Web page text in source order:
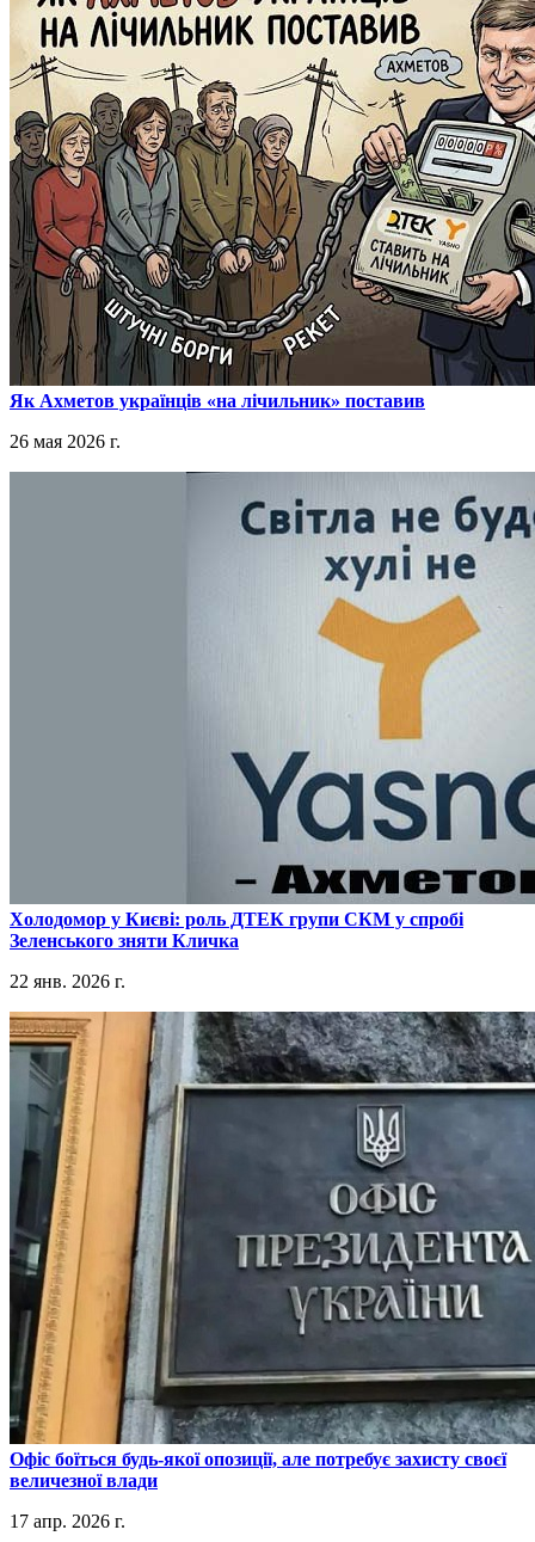
​Як Ахметов українців «на лічильник» поставив
26 мая 2026 г.
​Холодомор у Києві: роль ДТЕК групи СКМ у спробі
Зеленського зняти Кличка
22 янв. 2026 г.
​Офіс боїться будь-якої опозиції, але потребує захисту своєї
величезної влади
17 апр. 2026 г.